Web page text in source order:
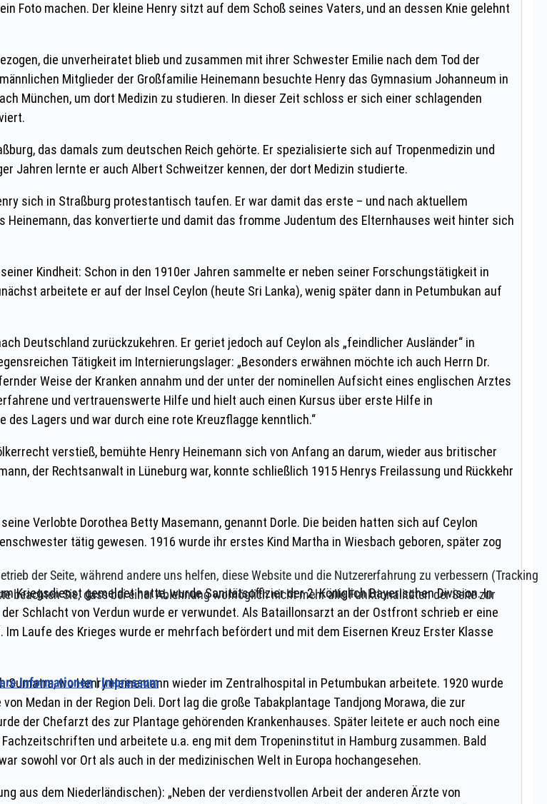
der Seite, während andere uns helfen, diese Website und die Nutzererfahrung zu verbessern (Tracking
beachten Sie, dass bei einer Ablehnung womöglich nicht mehr alle Funktionalitäten der Seite zur
Informationen|Impressum